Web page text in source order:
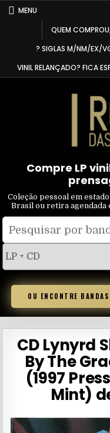
SkipMENU
QUEM
? SIGLAS M/NM/EX/
VINIL RELANÇADO? FICA
Compre LP
Coleção pessoal em
Brasil ou retira agendada
Pesquisar
tipo
OU ENCONTRE
CD Lynyrd
By The
(1997
Mint)